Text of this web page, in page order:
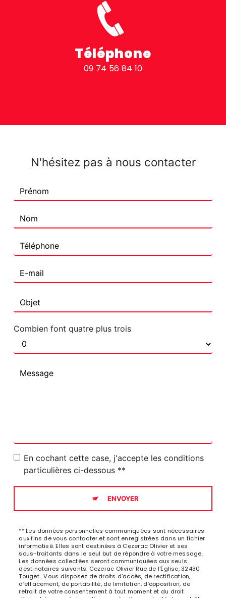
Téléphone
09 74 56 84 10
N'hésitez pas à nous contacter
Combien font quatre plus trois
En cochant cette case, j'accepte les conditions
particulières ci-dessous **
ENVOYER
** Les données personnelles communiquées sont nécessaires
aux fins de vous contacter et sont enregistrées dans un fichier
informatisé. Elles sont destinées à Cezerac Olivier et ses
sous-traitants dans le seul but de répondre à votre message.
Les données collectées seront communiquées aux seuls
destinataires suivants: Cezerac Olivier Rue de l'Église, 32430
Touget . Vous disposez de droits d’accès, de rectification,
d’effacement, de portabilité, de limitation, d’opposition, de
retrait de votre consentement à tout moment et du droit